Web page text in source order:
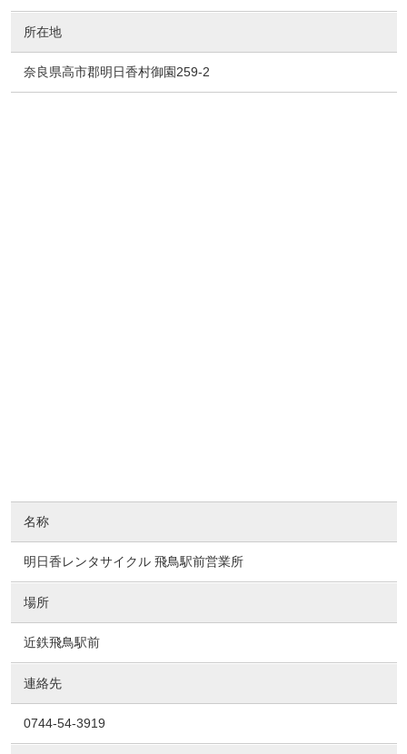
所在地
奈良県高市郡明日香村御園259-2
名称
明日香レンタサイクル 飛鳥駅前営業所
場所
近鉄飛鳥駅前
連絡先
0744-54-3919